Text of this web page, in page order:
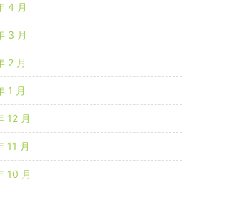
4 月
3 月
2 月
1 月
12 月
11 月
10 月